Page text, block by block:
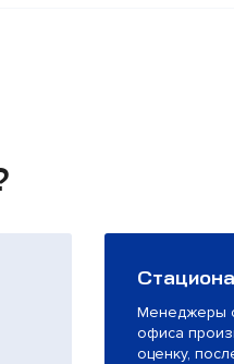
Менеджеры
офиса
оценку,